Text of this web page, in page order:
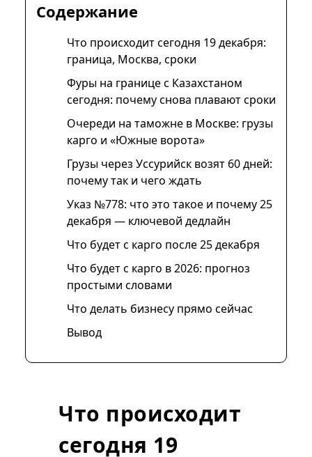
Содержание
Что происходит сегодня 19 декабря:
граница, Москва, сроки
Фуры на границе с Казахстаном
сегодня: почему снова плавают сроки
Очереди на таможне в Москве: грузы
карго и «Южные ворота»
Грузы через Уссурийск возят 60 дней:
почему так и чего ждать
Указ №778: что это такое и почему 25
декабря — ключевой дедлайн
Что будет с карго после 25 декабря
Что будет с карго в 2026: прогноз
простыми словами
Что делать бизнесу прямо сейчас
Вывод
Что происходит
сегодня 19